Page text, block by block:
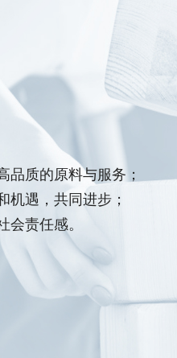
品质的原料与服务；
机遇，共同进步；
责任感。